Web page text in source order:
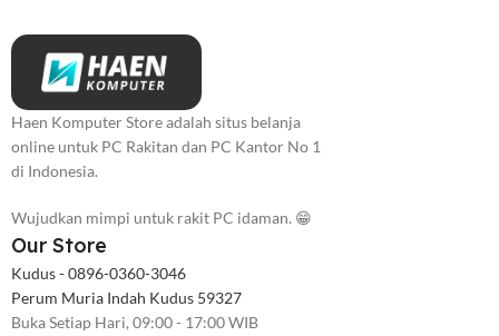
Haen Komputer Store adalah situs belanja
online untuk PC Rakitan dan PC Kantor No 1
di Indonesia.
Wujudkan mimpi untuk rakit PC idaman. 😁
Our Store
Kudus - 0896-0360-3046
Perum Muria Indah Kudus 59327
Buka Setiap Hari, 09:00 - 17:00 WIB